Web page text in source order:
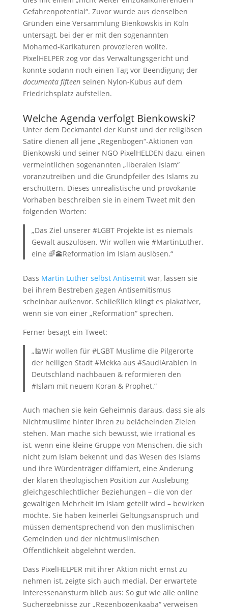
Gefahrenpotential“. Zuvor wurde aus denselben
Gründen eine Versammlung Bienkowskis in Köln
untersagt, bei der er mit den sogenannten
Mohamed-Karikaturen provozieren wollte.
PixelHELPER zog vor das Verwaltungsgericht und
konnte sodann noch einen Tag vor Beendigung der
documenta fifteenseinen Nylon-Kubus auf dem
Friedrichsplatz aufstellen.
Welche Agenda verfolgt Bienkowski?
Unter dem Deckmantel der Kunst und der religiösen
Satire dienen all jene „Regenbogen“-Aktionen von
Bienkowski und seiner NGO PixelHELDEN dazu, einen
vermeintlichen sogenannten „liberalen Islam“
voranzutreiben und die Grundpfeiler des Islams zu
erschüttern. Dieses unrealistische und provokante
Vorhaben beschreiben sie in einem Tweet mit den
folgenden Worten:
„Das Ziel unserer #LGBT Projekte ist es niemals
Gewalt auszulösen. Wir wollen wie #MartinLuther,
eine 🌈🕋Reformation im Islam auslösen.“
Dass Martin Luther selbst Antisemit war, lassen sie
bei ihrem Bestreben gegen Antisemitismus
scheinbar außenvor. Schließlich klingt es plakativer,
wenn sie von einer „Reformation“ sprechen.
Ferner besagt ein Tweet:
„🕌Wir wollen für #LGBT Muslime die Pilgerorte
der heiligen Stadt #Mekka aus #SaudiArabien in
Deutschland nachbauen & reformieren den
#Islam mit neuem Koran & Prophet.“
Auch machen sie kein Geheimnis daraus, dass sie als
Nichtmuslime hinter ihren zu belächelnden Zielen
stehen. Man mache sich bewusst, wie irrational es
ist, wenn eine kleine Gruppe von Menschen, die sich
nicht zum Islam bekennt und das Wesen des Islams
und ihre Würdenträger diffamiert, eine Änderung
der klaren theologischen Position zur Auslebung
gleichgeschlechtlicher Beziehungen – die von der
gewaltigen Mehrheit im Islam geteilt wird – bewirken
möchte. Sie haben keinerlei Geltungsanspruch und
müssen dementsprechend von den muslimischen
Gemeinden und der nichtmuslimischen
Öffentlichkeit abgelehnt werden.
Dass PixelHELPER mit ihrer Aktion nicht ernst zu
nehmen ist, zeigte sich auch medial. Der erwartete
Interessenansturm blieb aus: So gut wie alle online
Suchergebnisse zur „Regenbogenkaaba“ verweisen